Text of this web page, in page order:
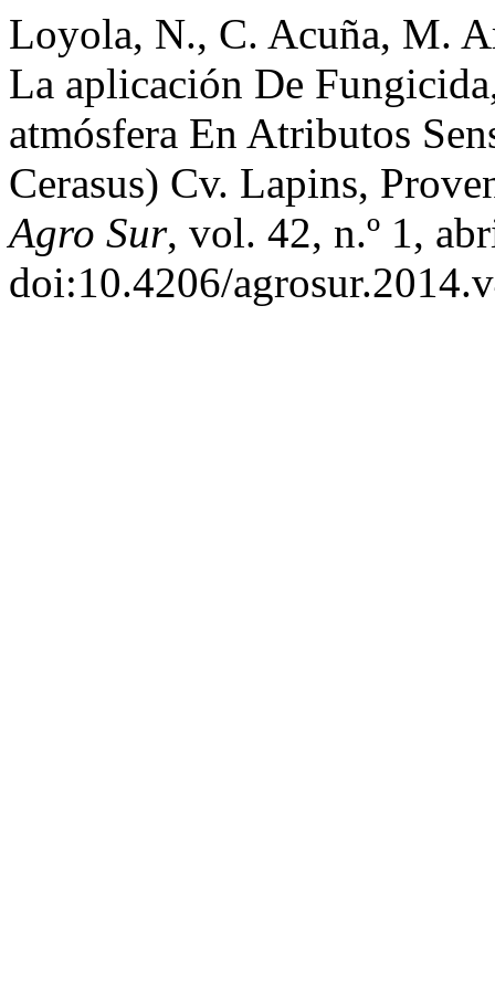
Loyola, N., C. Acuña, M.
La aplicación De
atmósfera En Atributos
Cerasus) Cv. Lapins,
Agro Sur, vol. 42, n.º 1,
doi:10.4206/